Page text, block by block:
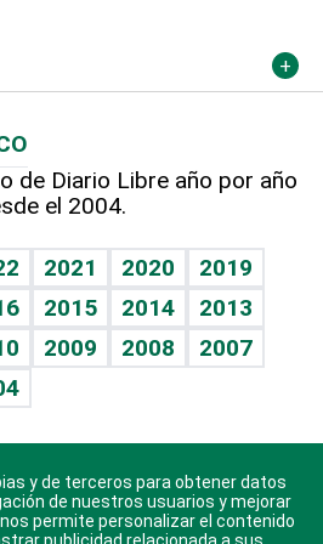
de Diario Libre año por año
el 2004.
2021 2020
2019
2015 2014
2013
2009 2008
2007
para Android, iOS y
Huawei.
y de terceros para obtener datos
de nuestros usuarios y mejorar
permite personalizar el contenido